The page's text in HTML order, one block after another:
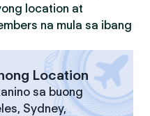
location at
na mula sa ibang
Location
sa buong
Sydney,